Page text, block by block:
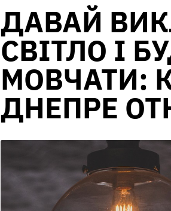
ДАВАЙ
СВІТЛО І
МОВЧАТИ:
ДНЕПРЕ